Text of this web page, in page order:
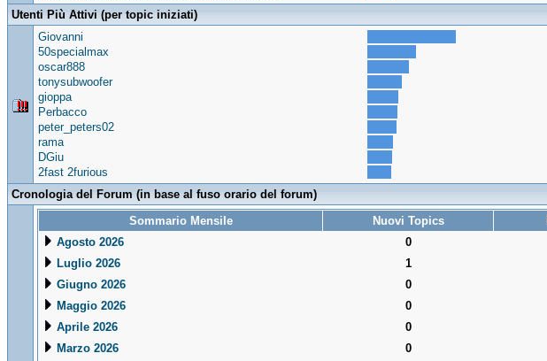
Utenti Più Attivi (per topic iniziati)
Giovanni
50specialmax
oscar888
tonysubwoofer
gioppa
Perbacco
peter_peters02
rama
DGiu
2fast 2furious
Cronologia del Forum (in base al fuso orario del forum)
Sommario Mensile
Nuovi Topics
Agosto 2026
0
Luglio 2026
1
Giugno 2026
0
Maggio 2026
0
Aprile 2026
0
Marzo 2026
0